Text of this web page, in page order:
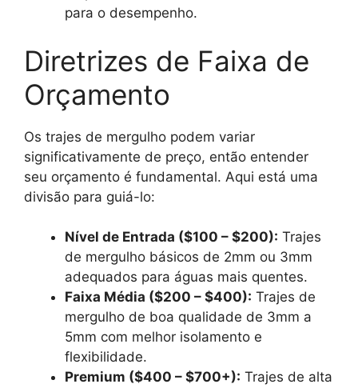
para o desempenho.
Diretrizes de Faixa de
Orçamento
Os trajes de mergulho podem variar
significativamente de preço, então entender
seu orçamento é fundamental. Aqui está uma
divisão para guiá-lo:
Nível de Entrada ($100 – $200): Trajes
de mergulho básicos de 2mm ou 3mm
adequados para águas mais quentes.
Faixa Média ($200 – $400): Trajes de
mergulho de boa qualidade de 3mm a
5mm com melhor isolamento e
flexibilidade.
Premium ($400 – $700+): Trajes de alta